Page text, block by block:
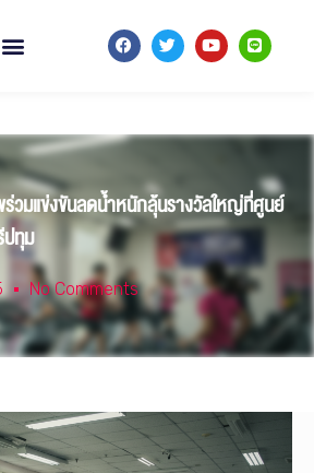
วมแข่งขันลดน้ำหนักลุ้นรางวัลใหญ่ที่ศูนย์
ทุม
No Comments